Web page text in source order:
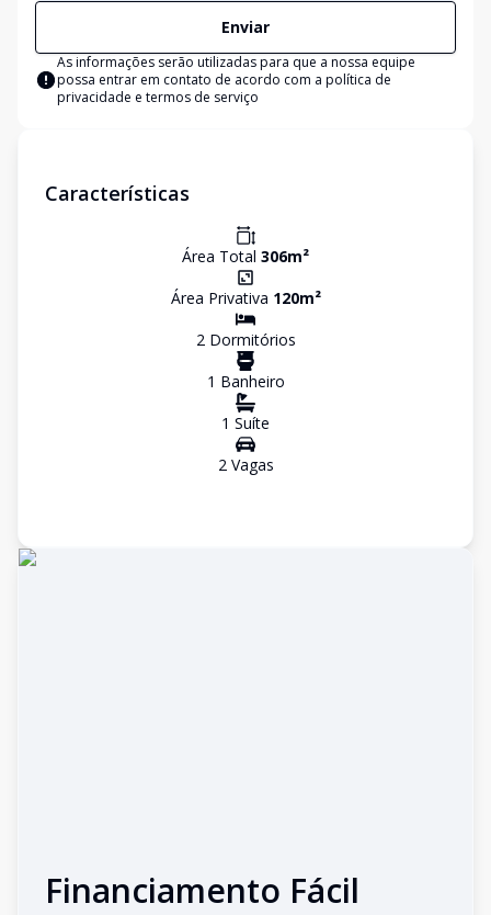
Enviar
As informações serão utilizadas para que a nossa equipe
possa entrar em contato de acordo com a política de
privacidade e termos de serviço
Características
Área Total 306m²
Área Privativa 120m²
2Dormitórios
1 Banheiro
1 Suíte
2Vagas
Financiamento Fácil